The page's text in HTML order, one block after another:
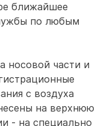
ближайшее
по любым
носовой части и
с воздуха
на верхнюю
- на специально